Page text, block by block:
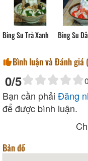
Bing Su Trà Xanh Bing Su
Bình luận và Đánh giá (
0/5 0
Bạn cần phải Đăng
để được bình luận.
Bản đồ